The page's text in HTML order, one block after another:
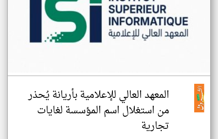
المعهد العالي للإعلامية بأريانة يُحذر
من استغلال اسم المؤسسة لغايات
تجارية